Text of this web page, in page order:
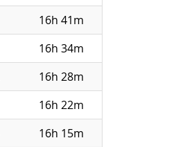
16h 41m
16h 34m
16h 28m
16h 22m
16h 15m